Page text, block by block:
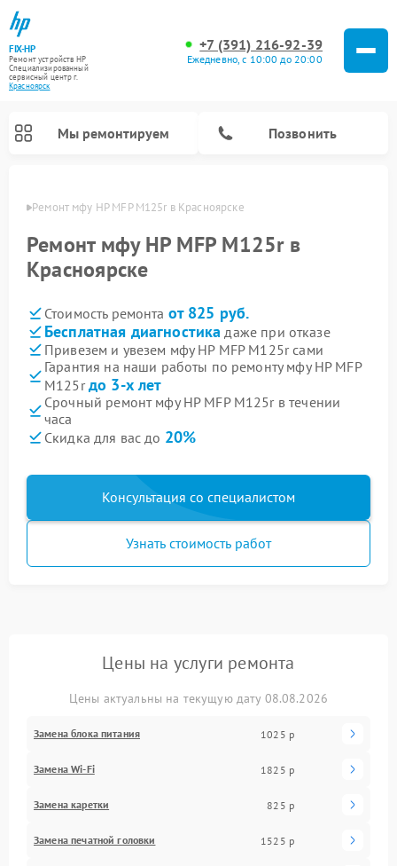
FIX-HP
Ремонт устройств HP
Специализированный
cервисный центр г.
Красноярск
+7 (391) 216-92-39
Ежедневно, с 10:00 до 20:00
Мы ремонтируем Позвонить
Ремонт мфу HP MFP M125r в Красноярске
Ремонт мфу HP MFP M125r в
Красноярске
Стоимость ремонта от 825 руб.
Бесплатная диагностика даже при отказе
Привезем и увезем мфу HP MFP M125r сами
Гарантия на наши работы по ремонту мфу HP MFP
M125rдо 3-х лет
Срочный ремонт мфу HP MFP M125r в течении
часа
Скидка для вас до 20%
Консультация со специалистом
Узнать стоимость работ
Цены на услуги ремонта
Цены актуальны на текущую дату 08.08.2026
Замена блока питания 1025 р
Замена Wi-Fi 1825 р
Замена каретки 825 р
Замена печатной головки 1525 р